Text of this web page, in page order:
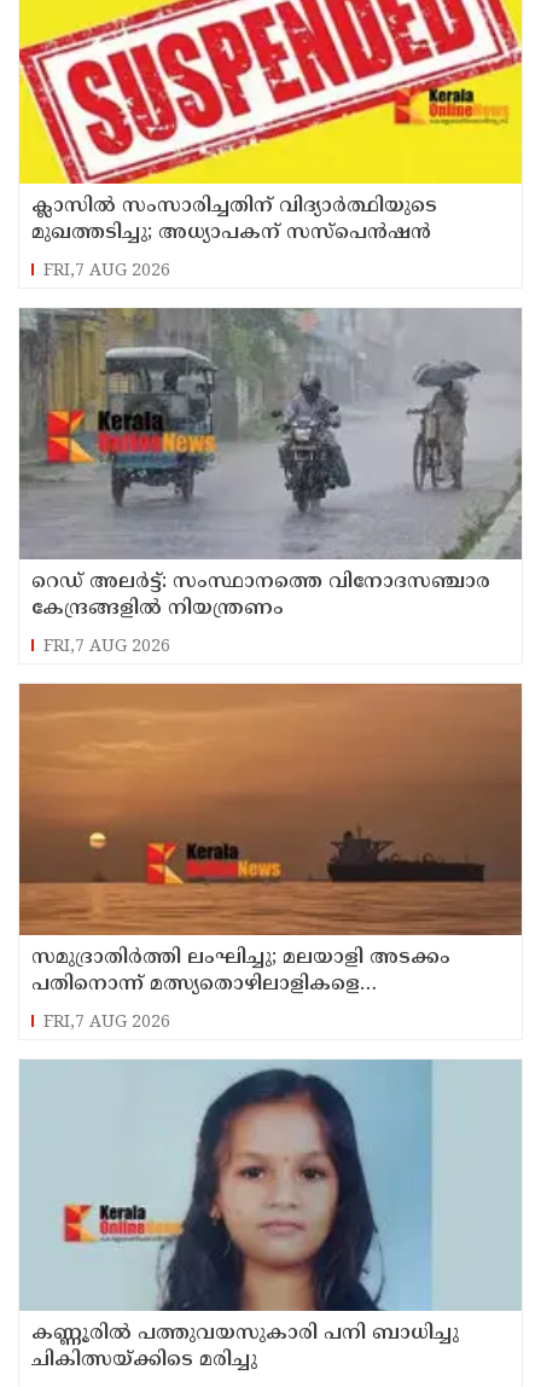
ക്ലാസിൽ സംസാരിച്ചതിന് വിദ്യാര്‍ത്ഥിയുടെ
മുഖത്തടിച്ചു; അധ്യാപകന് സസ്പെൻഷൻ
FRI,7 AUG 2026
റെഡ് അലർട്ട്: സംസ്ഥാനത്തെ വിനോദസഞ്ചാര
കേന്ദ്രങ്ങളിൽ നിയന്ത്രണം
FRI,7 AUG 2026
സമുദ്രാതിർത്തി ലംഘിച്ചു; മലയാളി അടക്കം
പതിനൊന്ന് മത്സ്യതൊഴിലാളികളെ
കസ്റ്റഡിയിലെടുത്ത് ശ്രീലങ്കൻ നാവികസേന
FRI,7 AUG 2026
കണ്ണൂരിൽ പത്തുവയസുകാരി പനി ബാധിച്ചു
ചികിത്സയ്ക്കിടെ മരിച്ചു